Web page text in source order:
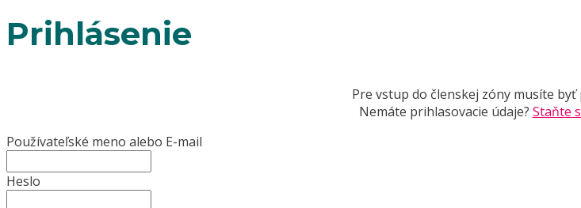
Prihlásenie
Pre vstup do členskej zóny musíte byť
Nemáte prihlasovacie údaje? Staňte
Používateľské meno alebo E-mail
Heslo